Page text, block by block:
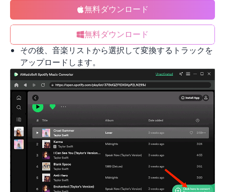
無料ダウンロード
無料ダウンロード
その後、音楽リストから選択して変換するトラックを
アップロードします。